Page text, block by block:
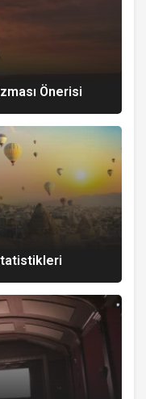
Önerisi